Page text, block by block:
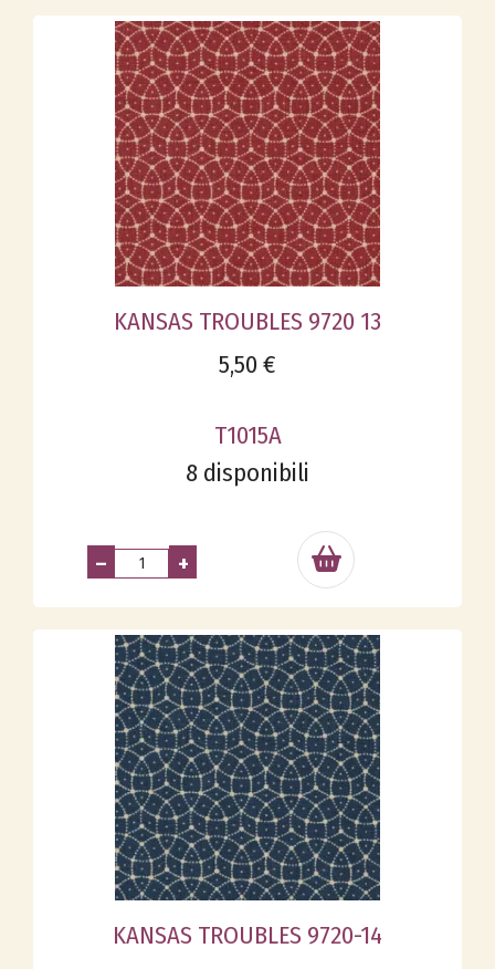
KANSAS TROUBLES 9720 13
5,50 €
T1015A
8 disponibili
– +
KANSAS TROUBLES 9720-14